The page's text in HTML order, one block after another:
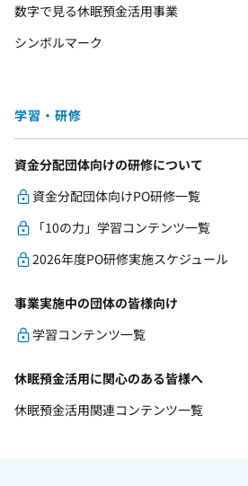
数字で見る休眠預金活用事業
シンボルマーク
学習・研修
資金分配団体向けの研修について
資金分配団体向けPO研修一覧
「10の力」学習コンテンツ一覧
2026年度PO研修実施スケジュール
事業実施中の団体の皆様向け
学習コンテンツ一覧
休眠預金活用に関心のある皆様へ
休眠預金活用関連コンテンツ一覧